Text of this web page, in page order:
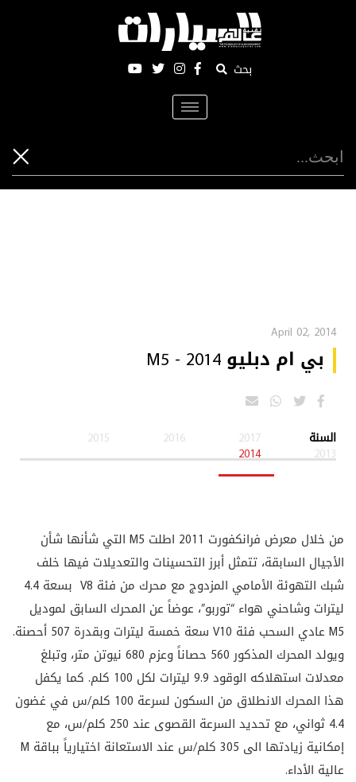
بحث
Toggle
navigation
April 02, 2014
بي ام دبليو M5 - 2014
السنة 2017
2016
2015
2013
2014
من خلال معرض فرانكفورت 2011 اطلت M5 التي شأنها شأن
الأجيال السابقة، تتمثل أبرز التحسينات والتعديلات فيها خلف
شبك التهوئة الأمامي المزدوج مع محرك من فئة V8 بسعة 4.4
ليترات وشاحني هواء “توربو”، عوضاً عن المحرك السابق لموديل
M5 عادي السحب فئة V10 سعة خمسة ليترات وبقدرة 507 أحصنة.
ويولد المحرك المذكور 560 حصاناً وعزم 680 نيوتن متر، وتبلغ
معدلات استهلاكه الوقود 9.9 ليترات لكل 100 كلم. كما يكفل
هذا المحرك الانطلاق من السكون لسرعة 100 كلم/س في غضون
4.4 ثواني، مع تحديد السرعة القصوى عند 250 كلم/س، مع
إمكانية زيادتها الى 305 كلم/س عند الاستعانة اختيارياً بباقة M
عالية الأداء.